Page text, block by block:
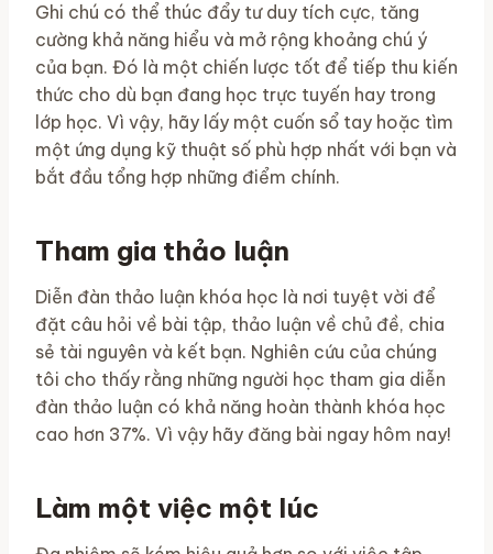
Ghi chú có thể thúc đẩy tư duy tích cực, tăng
cường khả năng hiểu và mở rộng khoảng chú ý
của bạn. Đó là một chiến lược tốt để tiếp thu kiến
​​thức cho dù bạn đang học trực tuyến hay trong
lớp học. Vì vậy, hãy lấy một cuốn sổ tay hoặc tìm
một ứng dụng kỹ thuật số phù hợp nhất với bạn và
bắt đầu tổng hợp những điểm chính.
Tham gia thảo luận
Diễn đàn thảo luận khóa học là nơi tuyệt vời để
đặt câu hỏi về bài tập, thảo luận về chủ đề, chia
sẻ tài nguyên và kết bạn. Nghiên cứu của chúng
tôi cho thấy rằng những người học tham gia diễn
đàn thảo luận có khả năng hoàn thành khóa học
cao hơn 37%. Vì vậy hãy đăng bài ngay hôm nay!
Làm một việc một lúc